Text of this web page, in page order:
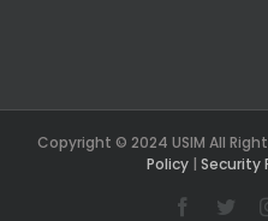
Copyright © 2024 USIM All
Policy| Security
Facebook